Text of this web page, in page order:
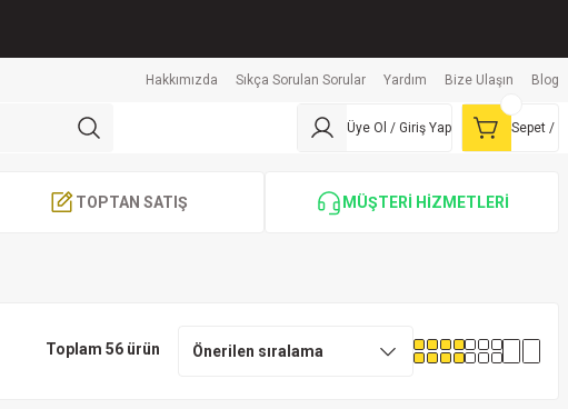
Hakkımızda Sıkça Sorulan Sorular Yardım Bize Ulaşın Blog
Üye Ol / Giriş Yap Sepet /
TOPTAN SATIŞ MÜŞTERİ HİZMETLERİ
Toplam 56 ürün